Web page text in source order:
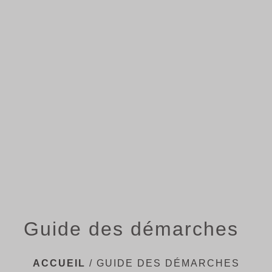
Guide des démarches
ACCUEIL / GUIDE DES DÉMARCHES